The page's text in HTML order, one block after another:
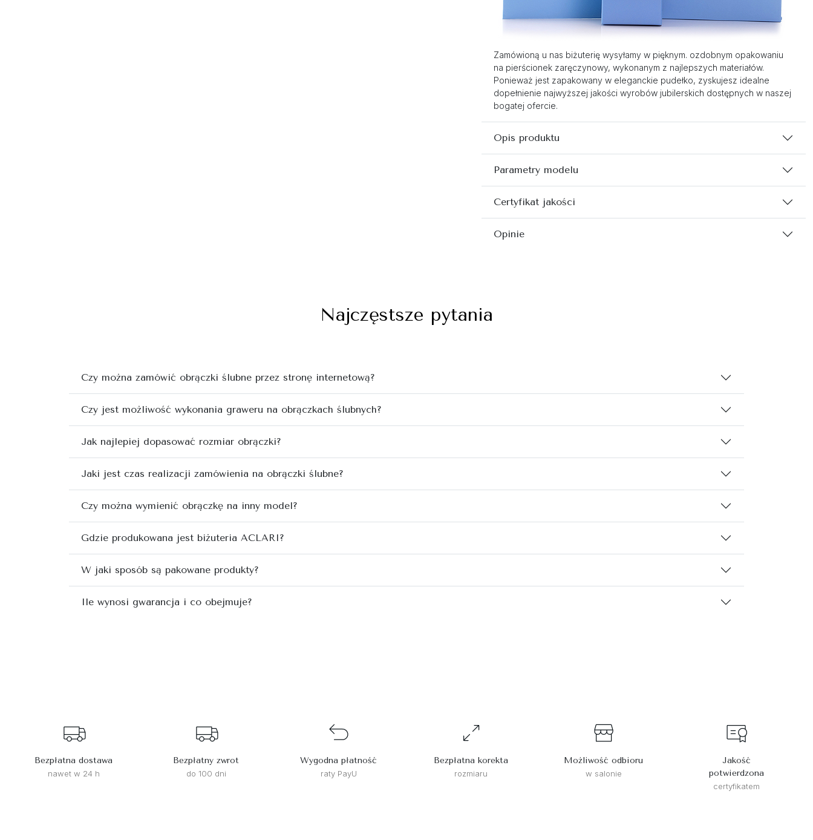
Zamówioną u nas biżuterię wysyłamy w pięknym. ozdobnym opakowaniu
na pierścionek zaręczynowy, wykonanym z najlepszych materiałów.
Ponieważ jest zapakowany w eleganckie pudełko, zyskujesz idealne
dopełnienie najwyższej jakości wyrobów jubilerskich dostępnych w naszej
bogatej ofercie.
Opis produktu
Parametry modelu
Certyfikat jakości
Opinie
Najczęstsze pytania
Czy można zamówić obrączki ślubne przez stronę internetową?
Czy jest możliwość wykonania graweru na obrączkach ślubnych?
Jak najlepiej dopasować rozmiar obrączki?
Jaki jest czas realizacji zamówienia na obrączki ślubne?
Czy można wymienić obrączkę na inny model?
Gdzie produkowana jest biżuteria ACLARI?
W jaki sposób są pakowane produkty?
Ile wynosi gwarancja i co obejmuje?
Bezpłatna dostawa
nawet w 24 h
Bezpłatny zwrot
do 100 dni
Wygodna płatność
raty PayU
Bezpłatna korekta
rozmiaru
Możliwość odbioru
w salonie
Jakość
potwierdzona
certyfikatem